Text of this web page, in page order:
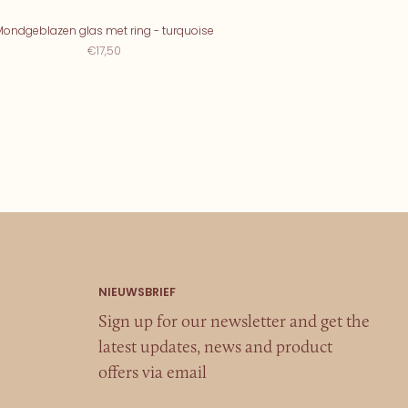
glas met ring - turquoise
€17,50
Sign up for our newsletter and get the
latest updates, news and product
offers via email